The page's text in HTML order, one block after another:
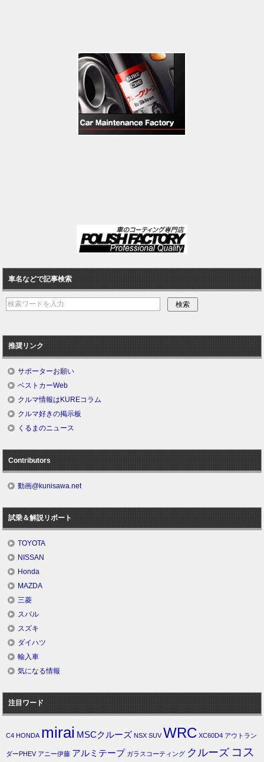
車名などで記事検索
推奨リンク
サポーターお願い
ベストカーWeb
クルマ情報はKUREコラム
クルマ好きの掲示板
くるまのニュース
Contributors
動画@kunisawa.net
試乗＆解説リポート
TOYOTA
NISSAN
Honda
MAZDA
三菱
スバル
スズキ
ダイハツ
輸入車
気になる情報
注目ワード
C4 HONDA mirai MSCクルーズ NSX SUV WRC XC60D4 アウトラン
ダーPHEV アニー伊藤 アルミテープ ガラスコーティング クルーズ コス